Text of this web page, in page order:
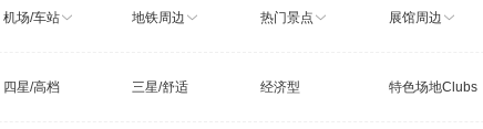
机场/车站 地铁周边 热门景点 展馆周边
四星/高档 三星/舒适 经济型 特色场地Clubs